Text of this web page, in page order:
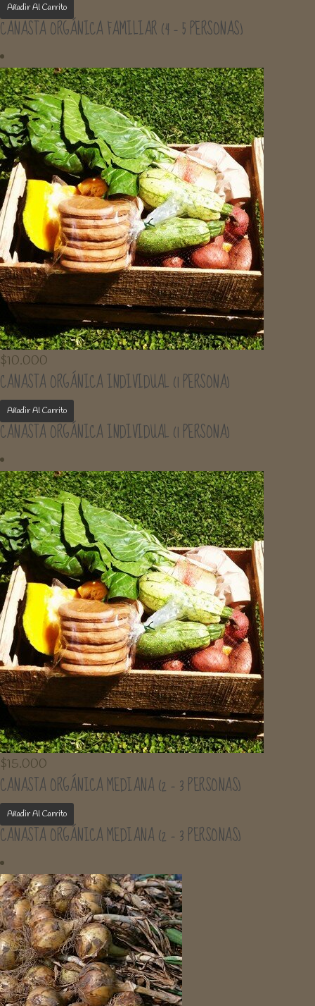
Añadir Al Carrito
CANASTA ORGÁNICA FAMILIAR (4 – 5 PERSONAS)
$10.000
CANASTA ORGÁNICA INDIVIDUAL (1 PERSONA)
Añadir Al Carrito
CANASTA ORGÁNICA INDIVIDUAL (1 PERSONA)
$15.000
CANASTA ORGÁNICA MEDIANA (2 – 3 PERSONAS)
Añadir Al Carrito
CANASTA ORGÁNICA MEDIANA (2 – 3 PERSONAS)